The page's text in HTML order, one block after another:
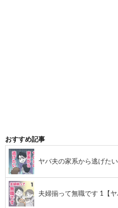
おすすめ記事
ヤバ夫の家系から逃げた
夫婦揃って無職です 1【